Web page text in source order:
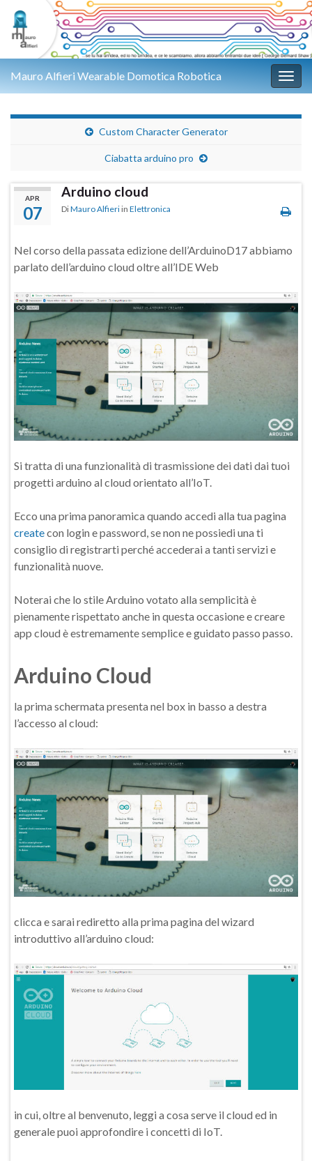
Mauro Alfieri Wearable Domotica Robotica
Custom Character Generator
Ciabatta arduino pro
APR
07
Arduino cloud
DiMauro Alfieri in Elettronica
Nel corso della passata edizione dell’ArduinoD17 abbiamo
parlato dell’arduino cloud oltre all’IDE Web
Si tratta di una funzionalità di trasmissione dei dati dai tuoi
progetti arduino al cloud orientato all’IoT.
Ecco una prima panoramica quando accedi alla tua pagina
createcon login e password, se non ne possiedi una ti
consiglio di registrarti perché accederai a tanti servizi e
funzionalità nuove.
Noterai che lo stile Arduino votato alla semplicità è
pienamente rispettato anche in questa occasione e creare
app cloud è estremamente semplice e guidato passo passo.
Arduino Cloud
la prima schermata presenta nel box in basso a destra
l’accesso al cloud:
clicca e sarai rediretto alla prima pagina del wizard
introduttivo all’arduino cloud:
in cui, oltre al benvenuto, leggi a cosa serve il cloud ed in
generale puoi approfondire i concetti di IoT.